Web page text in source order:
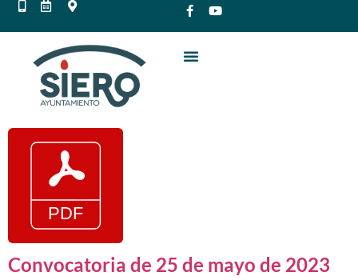
Convocatoria de 25 de mayo de 2023